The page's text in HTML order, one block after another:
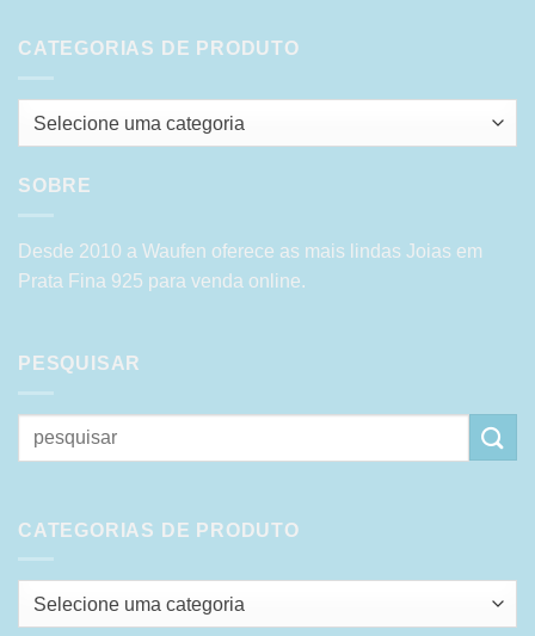
CATEGORIAS DE PRODUTO
Selecione uma categoria
SOBRE
Desde 2010 a Waufen oferece as mais lindas Joias em
Prata Fina 925 para venda online.
PESQUISAR
Pesquisar
por:
CATEGORIAS DE PRODUTO
Selecione uma categoria